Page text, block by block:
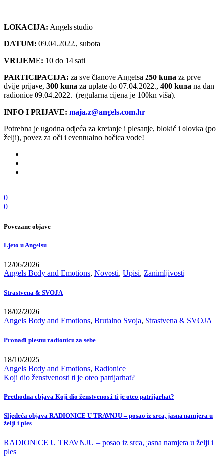
LOKACIJA: Angels studio
DATUM: 09.04.2022., subota
VRIJEME: 10 do 14 sati
PARTICIPACIJA: za sve članove Angelsa 250 kuna za prve
dvije prijave, 300 kuna za uplate do 07.04.2022., 400 kuna na dan
radionice 09.04.2022. (regularna cijena je 100kn viša).
INFO I PRIJAVE: maja.z@angels.com.hr
Potrebna je ugodna odjeća za kretanje i plesanje, blokić i olovka (po
želji), povez za oči i eventualno bočica vode!
0
0
Povezane objave
Ljeto u Angelsu
12/06/2026
Angels Body and Emotions, Novosti, Upisi, Zanimljivosti
Strastvena & SVOJA
18/02/2026
Angels Body and Emotions, Brutalno Svoja, Strastvena & SVOJA
Pronađi plesnu radionicu za sebe
18/10/2025
Angels Body and Emotions, Radionice
Koji dio ženstvenosti ti je oteo patrijarhat?
Prethodna objava Koji dio ženstvenosti ti je oteo patrijarhat?
Sljedeća objava RADIONICE U TRAVNJU – posao iz srca, jasna namjera u
želji i ples
RADIONICE U TRAVNJU – posao iz srca, jasna namjera u želji i
ples